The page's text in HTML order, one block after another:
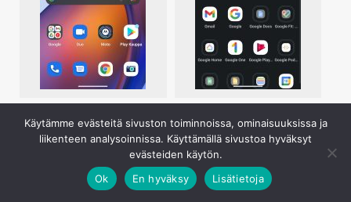
Käytämme evästeitä sivuston toiminnoissa, ominaisuuksissa ja
liikenteen analysoinnissa. Käyttämällä sivustoa hyväksyt
evästeiden käytön.
Ok
En hyväksy Lisätietoja